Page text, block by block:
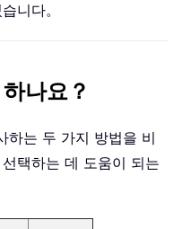
니다。
나요？
하는 두 가지 방법을 비
택하는 데 도움이 되는